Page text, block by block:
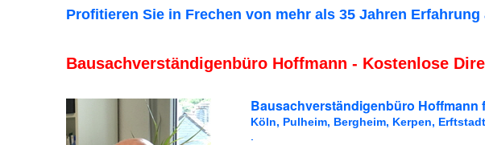
Profitieren Sie in Frechen von mehr als 35 Jahren
Bausachverständigenbüro Hoffmann - Kostenlose
Bausachverständigenbüro Hoffmann
Köln, Pulheim, Bergheim, Kerpen,
,